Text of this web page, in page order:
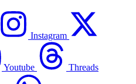
Instagram
Youtube Threads